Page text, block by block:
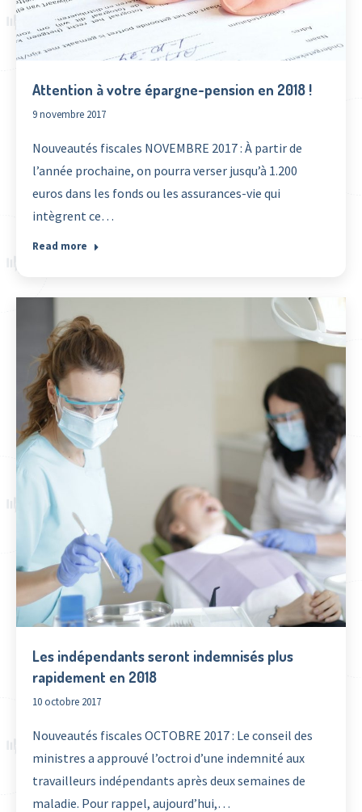
Attention à votre épargne-pension en 2018 !
9 novembre 2017
Nouveautés fiscales NOVEMBRE 2017 : À partir de
l’année prochaine, on pourra verser jusqu’à 1.200
euros dans les fonds ou les assurances-vie qui
intègrent ce…
Read more
Les indépendants seront indemnisés plus
rapidement en 2018
10 octobre 2017
Nouveautés fiscales OCTOBRE 2017 : Le conseil des
ministres a approuvé l’octroi d’une indemnité aux
travailleurs indépendants après deux semaines de
maladie. Pour rappel, aujourd’hui,…